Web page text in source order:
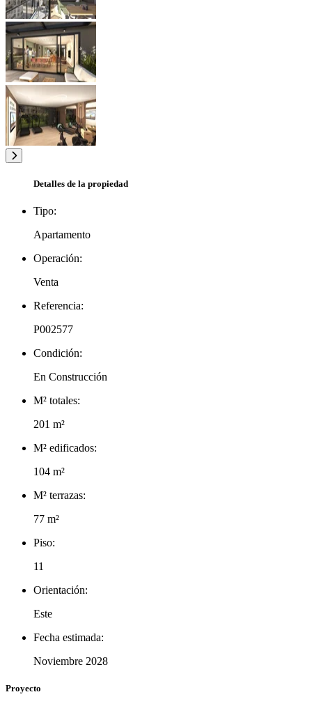
Detalles de la propiedad
Tipo:
Apartamento
Operación:
Venta
Referencia:
P002577
Condición:
En Construcción
M² totales:
201 m²
M² edificados:
104 m²
M² terrazas:
77 m²
Piso:
11
Orientación:
Este
Fecha estimada:
Noviembre 2028
Proyecto